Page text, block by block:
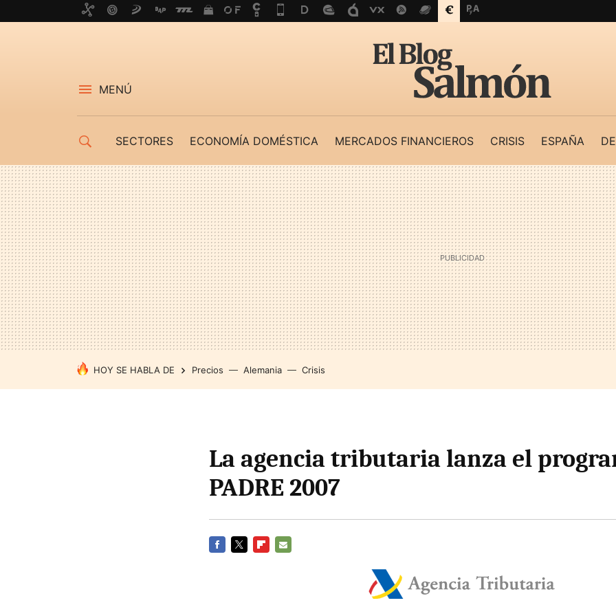
MENÚ
SECTORES ECONOMÍA DOMÉSTICA MERCADOS FINANCIEROS CRISIS ESPAÑA
HOY SE HABLA DE Precios Alemania Crisis
La agencia tributaria lanza el
PADRE 2007